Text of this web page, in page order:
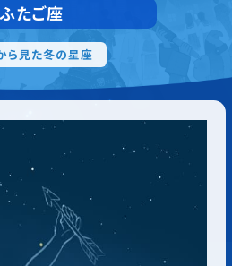
ふたご座
ら見た冬の星座